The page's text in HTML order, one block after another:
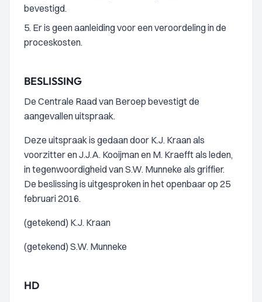
bevestigd.
5. Er is geen aanleiding voor een veroordeling in de
proceskosten.
BESLISSING
De Centrale Raad van Beroep bevestigt de
aangevallen uitspraak.
Deze uitspraak is gedaan door K.J. Kraan als
voorzitter en J.J.A. Kooijman en M. Kraefft als leden,
in tegenwoordigheid van S.W. Munneke als griffier.
De beslissing is uitgesproken in het openbaar op 25
februari 2016.
(getekend) K.J. Kraan
(getekend) S.W. Munneke
HD